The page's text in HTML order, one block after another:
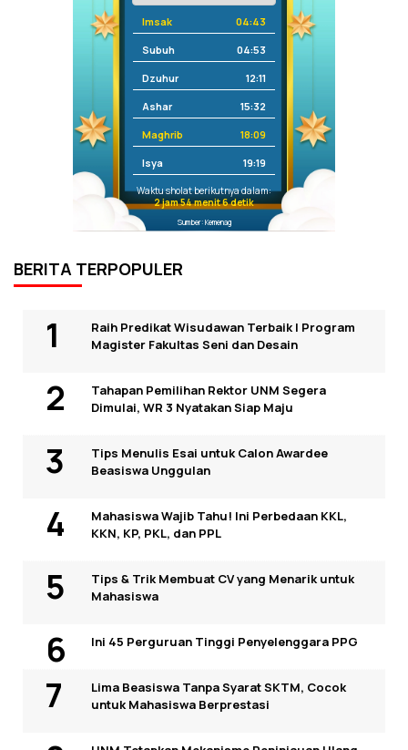
Imsak 04:43
Subuh 04:53
Dzuhur 12:11
Ashar 15:32
Maghrib 18:09
Isya 19:19
Waktu sholat berikutnya dalam:
2 jam 54 menit 6 detik
Sumber: Kemenag
BERITA TERPOPULER
Raih Predikat Wisudawan Terbaik I Program
Magister Fakultas Seni dan Desain
Tahapan Pemilihan Rektor UNM Segera
Dimulai, WR 3 Nyatakan Siap Maju
Tips Menulis Esai untuk Calon Awardee
Beasiswa Unggulan
Mahasiswa Wajib Tahu! Ini Perbedaan KKL,
KKN, KP, PKL, dan PPL
Tips & Trik Membuat CV yang Menarik untuk
Mahasiswa
Ini 45 Perguruan Tinggi Penyelenggara PPG
Lima Beasiswa Tanpa Syarat SKTM, Cocok
untuk Mahasiswa Berprestasi